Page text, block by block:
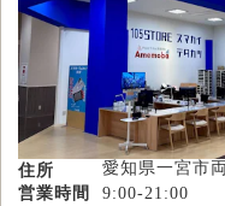
住所
愛知県一宮市
営業時間
9:00-21:00